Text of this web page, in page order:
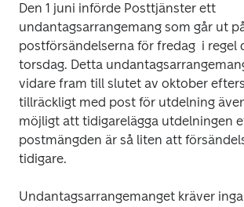
Den 1 juni införde Posttjänster ett
undantagsarrangemang som går ut
postförsändelserna för fredag  i regel
torsdag. Detta
vidare fram till slutet av oktober
tillräckligt med post för utdelning
möjligt att tidigarelägga utdelningen
postmängden är så liten att
tidigare.
Undantagsarrangemanget kräver